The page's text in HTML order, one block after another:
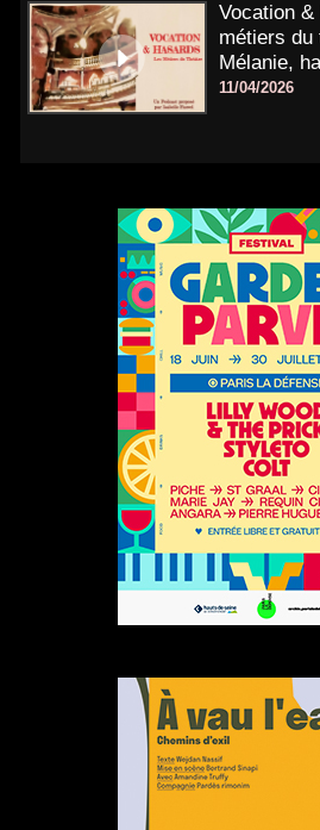
Vocation
métiers du
Mélanie,
11/04/2026